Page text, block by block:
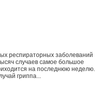
респираторных заболеваний
случаев самое большое
на последнюю неделю.
гриппа...